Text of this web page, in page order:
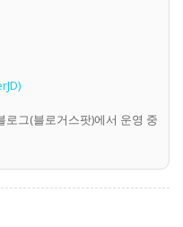
그(블로거스팟)에서 운영 중